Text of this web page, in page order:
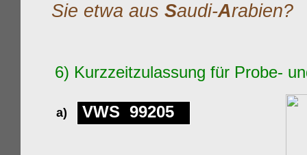
Sie etwa aus Saudi-Arabien?
6) Kurzzeitzulassung für Probe-
a) VWS 99205